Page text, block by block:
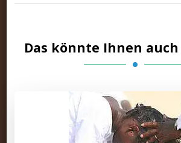
Das könnte Ihnen